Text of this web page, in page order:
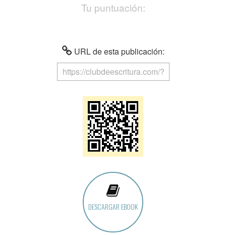
Tu puntuación:
URL de esta publicación:
DESCARGAR EBOOK